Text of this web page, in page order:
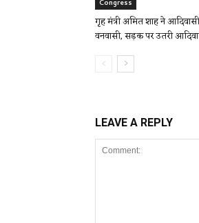
Congress
गृह मंत्री अमित शाह ने
वनवासी, सड़क पर उतरी
LEAVE A REPLY